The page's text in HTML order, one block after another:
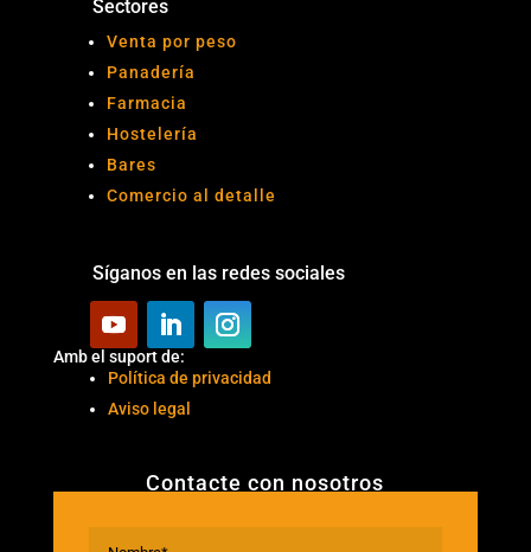
Sectores
Venta por peso
Panadería
Farmacia
Hostelería
Bares
Comercio al detalle
Síganos en las redes sociales
Política de privacidad
Aviso legal
Amb el suport de:
Contacte con nosotros